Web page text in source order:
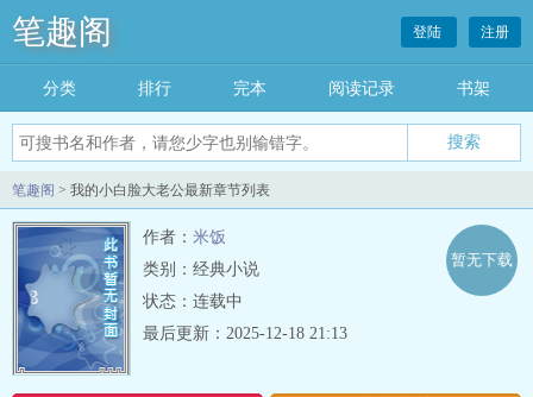
笔趣阁 登陆 注册
分类 排行 完本 阅读记录 书架
笔趣阁 > 我的小白脸大老公最新章节列表
作者： 米饭
类别：经典小说
状态：连载中
暂无下载
最后更新：2025-12-18 21:13